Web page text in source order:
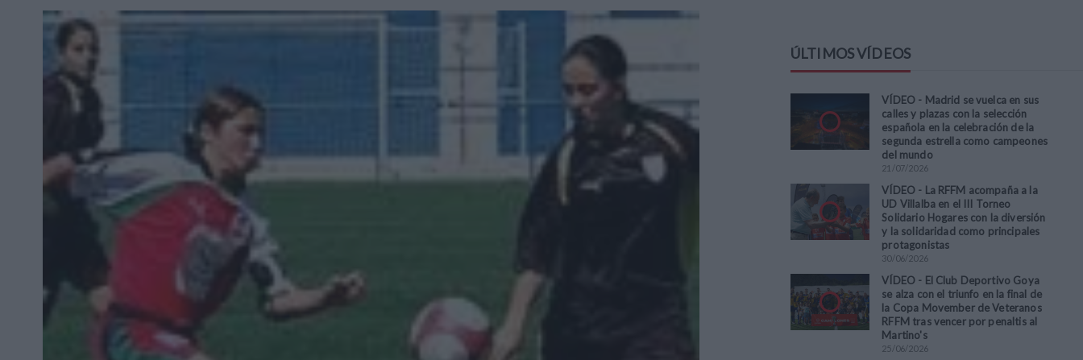
ÚLTIMOS VÍDEOS
VÍDEO - Madrid se vuelca en sus
calles y plazas con la selección
española en la celebración de la
segunda estrella como campeones
del mundo
21 /07/2026
VÍDEO - La RFFM acompaña a la
UD Villalba en el III Torneo
Solidario Hogares con la diversión
y la solidaridad como principales
protagonistas
30/06/2026
VÍDEO - El Club Deportivo Goya
se alza con el triunfo en la final de
la Copa Movember de Veteranos
RFFM tras vencer por penaltis al
Martino's
25/06/2026